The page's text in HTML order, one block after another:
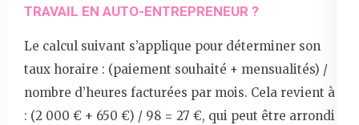
TRAVAIL EN AUTO-ENTREPRENEUR ?
Le calcul suivant s’applique pour déterminer son
taux horaire : (paiement souhaité + mensualités) /
nombre d’heures facturées par mois. Cela revient à
: (2 000 € + 650 €) / 98 = 27 €, qui peut être arrondi